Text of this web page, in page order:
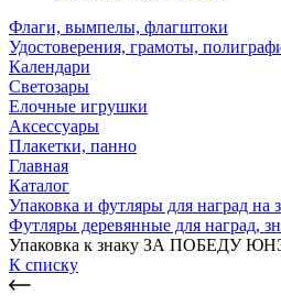
Флаги, вымпелы, флагштоки
Удостоверения, грамоты,
Календари
Светозары
Елочные игрушки
Аксессуары
Плакетки, панно
Главная
Каталог
Упаковка и футляры для наград на
Футляры деревянные для наград,
Упаковка к знаку ЗА ПОБЕДУ
К списку